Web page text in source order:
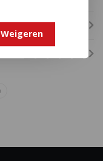
Weigeren